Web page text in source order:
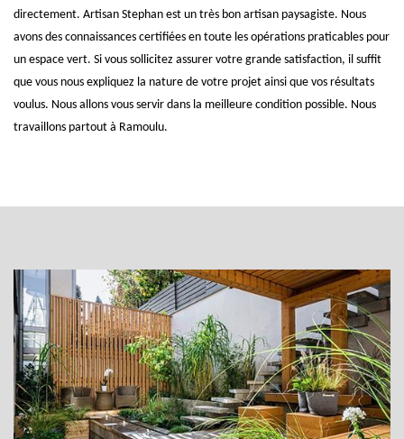
directement. Artisan Stephan est un très bon artisan paysagiste. Nous
avons des connaissances certifiées en toute les opérations praticables pour
un espace vert. Si vous sollicitez assurer votre grande satisfaction, il suffit
que vous nous expliquez la nature de votre projet ainsi que vos résultats
voulus. Nous allons vous servir dans la meilleure condition possible. Nous
travaillons partout à Ramoulu.